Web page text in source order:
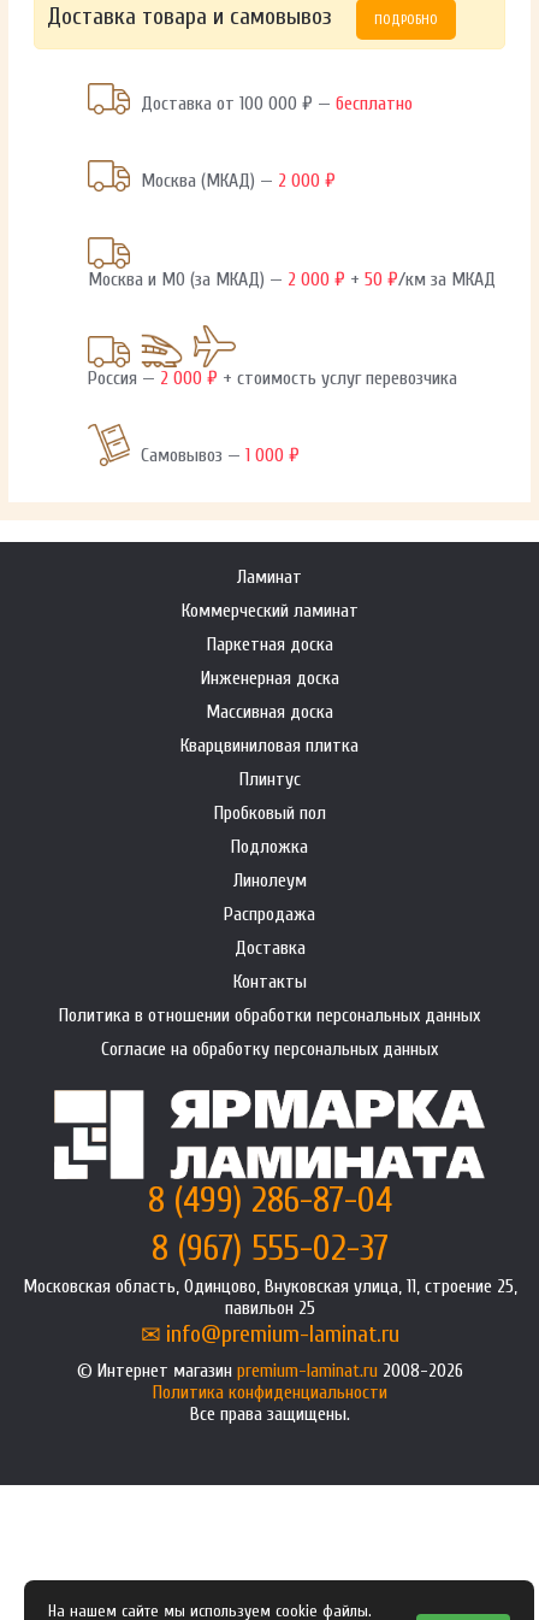
Доставка товара и самовывоз ПОДРОБНО
Доставка от 100 000 ₽ —бесплатно
Москва (МКАД) — 2 000 ₽
Москва и МО (за МКАД) — 2 000 ₽ +50 ₽/км за МКАД
Россия — 2 000 ₽ + стоимость услуг перевозчика
Самовывоз —1 000 ₽
Ламинат
Коммерческий ламинат
Паркетная доска
Инженерная доска
Массивная доска
Кварцвиниловая плитка
Плинтус
Пробковый пол
Подложка
Линолеум
Распродажа
Доставка
Контакты
Политика в отношении обработки персональных данных
Согласие на обработку персональных данных
8 (499) 286-87-04
8 (967) 555-02-37
Московская область, Одинцово, Внуковская улица, 11, строение 25,
павильон 25
info@premium-laminat.ru
Интернет магазин premium-laminat.ru2008-2026
Политика конфиденциальности
Все права защищены.
На нашем сайте мы используем cookie файлы.